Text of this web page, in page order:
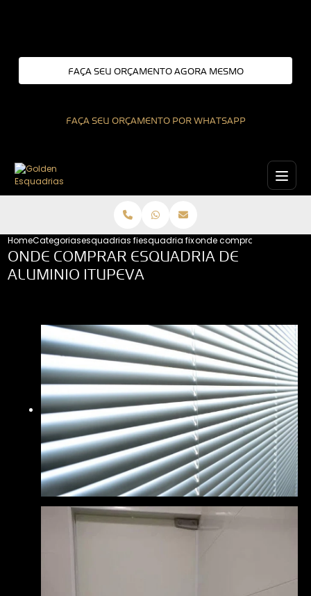
FAÇA SEU ORÇAMENTO AGORA MESMO
FAÇA SEU ORÇAMENTO POR WHATSAPP
HomeCategoriasesquadrias fixasesquadria fixa de aluminio
onde comprar esquadria
ONDE COMPRAR ESQUADRIA DE
ALUMINIO ITUPEVA